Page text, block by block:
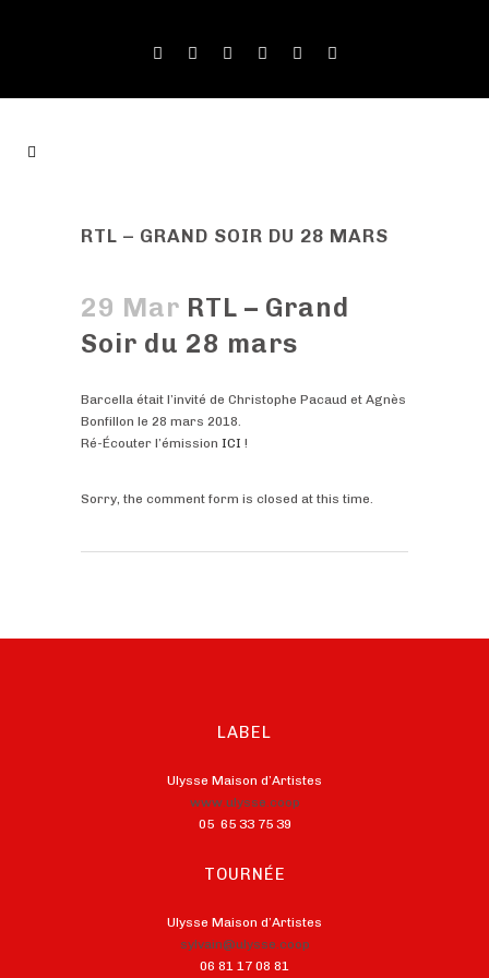
RTL – GRAND SOIR DU 28 MARS
29 Mar RTL – Grand
Soir du 28 mars
Barcella était l’invité de Christophe Pacaud et Agnès
Bonfillon le 28 mars 2018.
Ré-Écouter l’émission ICI !
Sorry, the comment form is closed at this time.
LABEL
Ulysse Maison d’Artistes
www.ulysse.coop
05 65 33 75 39
TOURNÉE
Ulysse Maison d’Artistes
sylvain@ulysse.coop
06 81 17 08 81